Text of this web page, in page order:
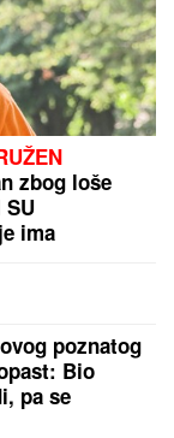
zbog loše
ima
poznatog
Bio
pa se